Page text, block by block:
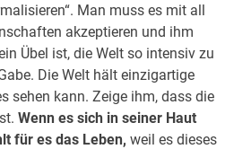
Man muss es mit all
akzeptieren und ihm
Übel ist, die Welt so intensiv zu
Die Welt hält einzigartige
sehen kann. Zeige ihm, dass die
Wenn es sich in seiner Haut
für es das Leben, weil es dieses